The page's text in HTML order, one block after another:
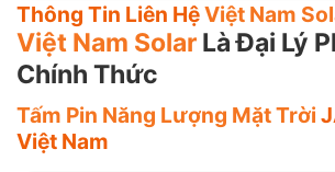
Thông Tin Liên HệViệt Nam
Việt Nam Solar Là Đại Lý
Chính Thức
Tấm Pin Năng Lượng Mặt Trời
Việt Nam